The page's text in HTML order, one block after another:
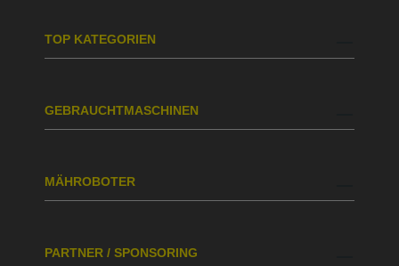
TOP KATEGORIEN
GEBRAUCHTMASCHINEN
MÄHROBOTER
PARTNER / SPONSORING